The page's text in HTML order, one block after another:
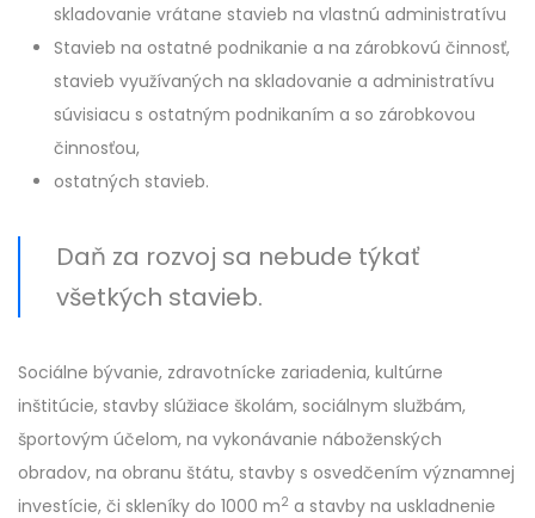
skladovanie vrátane stavieb na vlastnú administratívu
Stavieb na ostatné podnikanie a na zárobkovú činnosť,
stavieb využívaných na skladovanie a administratívu
súvisiacu s ostatným podnikaním a so zárobkovou
činnosťou,
ostatných stavieb.
Daň za rozvoj sa nebude týkať
všetkých stavieb.
Sociálne bývanie, zdravotnícke zariadenia, kultúrne
inštitúcie, stavby slúžiace školám, sociálnym službám,
športovým účelom, na vykonávanie náboženských
obradov, na obranu štátu, stavby s osvedčením významnej
investície, či skleníky do 1000 m2 a stavby na uskladnenie